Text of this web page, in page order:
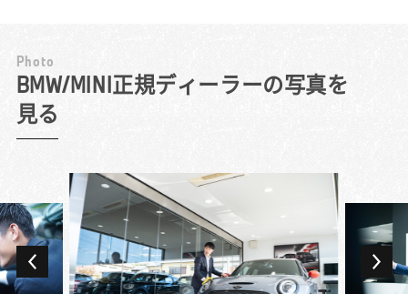
もともとMINIが好きで、前職のとき私自身が
愛車を購入したのが今働いているディーラー
やっぱりMINIが一番。
Photo
BMW/MINI正規ディーラーの写真を
見る